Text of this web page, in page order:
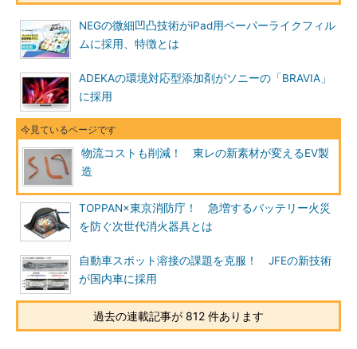
NEGの微細凹凸技術がiPad用ペーパーライクフィル
ムに採用、特徴とは
ADEKAの環境対応型添加剤がソニーの「BRAVIA」
に採用
物流コストも削減！ 東レの新素材が変えるEV製
造
TOPPAN×東京消防庁！ 急増するバッテリー火災
を防ぐ次世代消火器具とは
自動車スポット溶接の課題を克服！ JFEの新技術
が国内車に採用
過去の連載記事が 812 件あります